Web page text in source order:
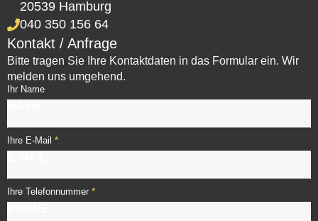
20539 Hamburg
040 350 156 64
Kontakt / Anfrage
Bitte tragen Sie Ihre Kontaktdaten in das Formular ein. Wir
melden uns umgehend.
Ihr Name
Ihre E-Mail *
Ihre Telefonnummer *